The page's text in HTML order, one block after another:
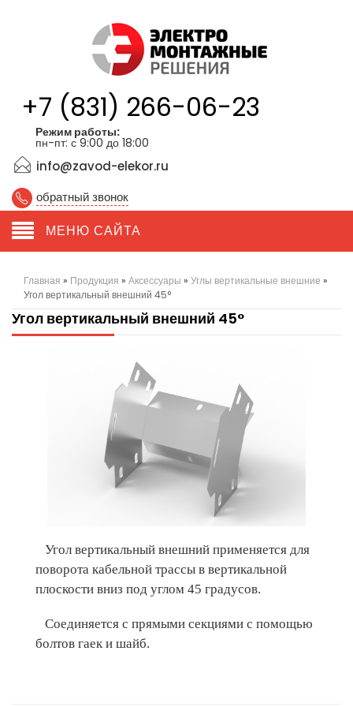
+7 (831) 266-06-23
Режим работы:
пн-пт: с 9:00 до 18:00
info@zavod-elekor.ru
обратный звонок
МЕНЮ САЙТА
Главная » Продукция » Аксессуары » Углы вертикальные внешние »
Угол вертикальный внешний 45°
Угол вертикальный внешний 45°
Угол вертикальный внешний применяется для
поворота кабельной трассы в вертикальной
плоскости вниз под углом 45 градусов.
Соединяется с прямыми секциями с помощью
болтов гаек и шайб.